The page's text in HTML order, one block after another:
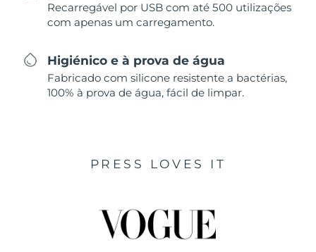
Recarregável por USB com até 500 utilizações
com apenas um carregamento.
Higiénico e à prova de água
Fabricado com silicone resistente a bactérias,
100% à prova de água, fácil de limpar.
PRESS LOVES IT